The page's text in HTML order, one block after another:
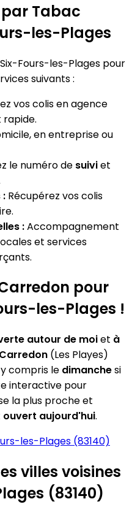
Tabac
les-Plages
Fours-les-Plages pour
suivants :
vos colis en agence
en entreprise ou
le numéro de suiviet
: Récupérez vos colis
:Accompagnement
et services
pour
les-Plages !
autour de moiet à
(Les Playes)
compris le dimanchesi
interactive pour
la plus proche et
ouvert aujourd'hui.
les-Plages (83140)
villes voisines
(83140)